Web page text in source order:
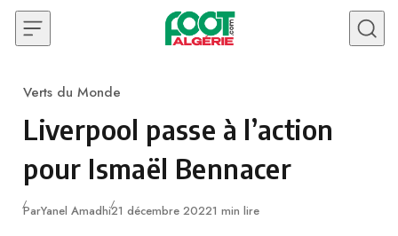
Skip to content
Category
Verts du Monde
Liverpool passe à l’action
pour Ismaël Bennacer
ParYanel AmadhiPublié
21 décembre 20221 min lire